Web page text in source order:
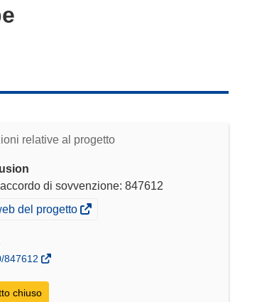
relative al progetto
di sovvenzione: 847612
del progetto
847612
chiuso